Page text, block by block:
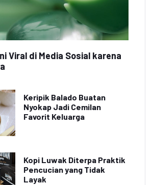
Viral di Media Sosial karena
Keripik Balado Buatan
Nyokap Jadi Cemilan
Favorit Keluarga
Kopi Luwak Diterpa Praktik
Pencucian yang Tidak
Layak